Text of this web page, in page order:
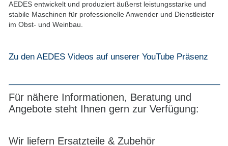
AEDES entwickelt und produziert äußerst leistungsstarke und
stabile Maschinen für professionelle Anwender und Dienstleister
im Obst- und Weinbau.
Zu den AEDES Videos auf unserer YouTube Präsenz
Für nähere Informationen, Beratung und
Angebote steht Ihnen gern zur Verfügung:
Wir liefern Ersatzteile & Zubehör